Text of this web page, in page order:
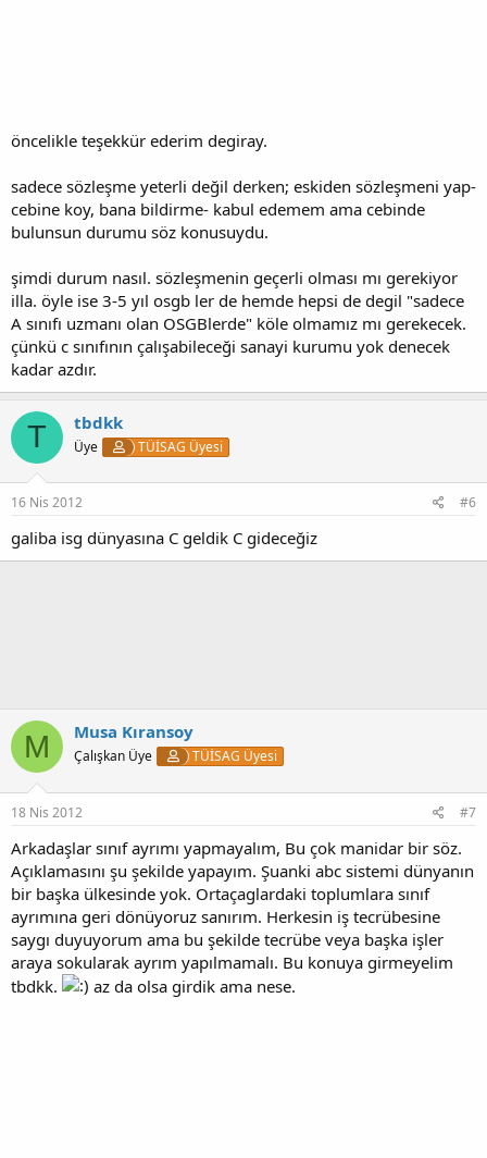
öncelikle teşekkür ederim degiray.
sadece sözleşme yeterli değil derken; eskiden sözleşmeni yap-
cebine koy, bana bildirme- kabul edemem ama cebinde
bulunsun durumu söz konusuydu.
şimdi durum nasıl. sözleşmenin geçerli olması mı gerekiyor
illa. öyle ise 3-5 yıl osgb ler de hemde hepsi de degil "sadece
A sınıfı uzmanı olan OSGBlerde" köle olmamız mı gerekecek.
çünkü c sınıfının çalışabileceği sanayi kurumu yok denecek
kadar azdır.
T tbdkk
Üye TÜİSAG Üyesi
16 Nis 2012 #6
galiba isg dünyasına C geldik C gideceğiz
M Musa Kıransoy
Çalışkan Üye TÜİSAG Üyesi
18 Nis 2012 #7
Arkadaşlar sınıf ayrımı yapmayalım, Bu çok manidar bir söz.
Açıklamasını şu şekilde yapayım. Şuanki abc sistemi dünyanın
bir başka ülkesinde yok. Ortaçaglardaki toplumlara sınıf
ayrımına geri dönüyoruz sanırım. Herkesin iş tecrübesine
saygı duyuyorum ama bu şekilde tecrübe veya başka işler
araya sokularak ayrım yapılmamalı. Bu konuya girmeyelim
tbdkk.
az da olsa girdik ama nese.